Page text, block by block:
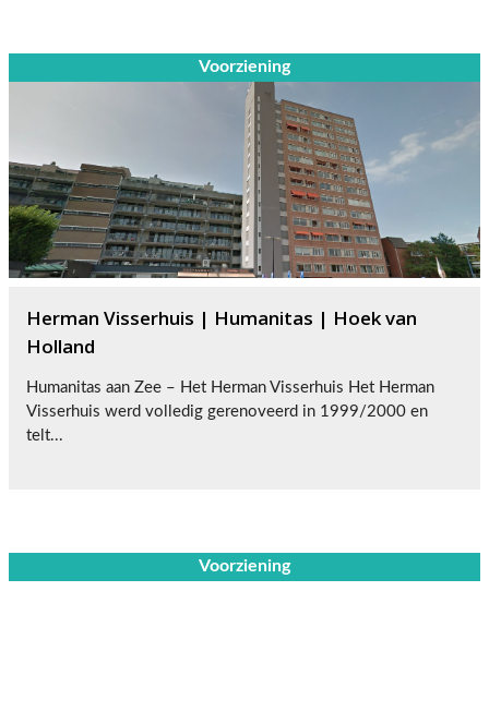
Voorziening
Voorziening
Herman Visserhuis | Humanitas | Hoek van
Holland
Humanitas aan Zee – Het Herman Visserhuis Het Herman
Visserhuis werd volledig gerenoveerd in 1999/2000 en
telt...